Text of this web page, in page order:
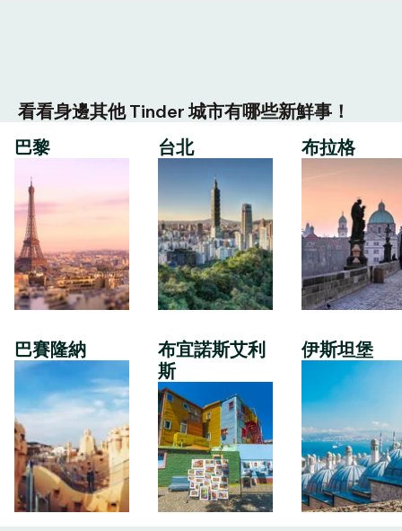
看看身邊其他 Tinder 城市有哪些新鮮事！
巴黎
巴賽隆納
台北
布宜諾斯艾利
斯
布拉格
伊斯坦堡